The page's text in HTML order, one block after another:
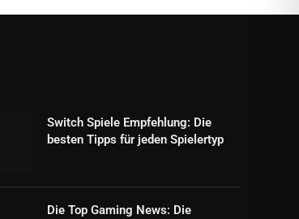
Switch Spiele Empfehlung: Die
besten Tipps für jeden Spielertyp
Die Top Gaming News: Die